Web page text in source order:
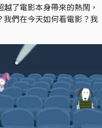
了電影本身帶來的熱鬧，
們在今天如何看電影？我